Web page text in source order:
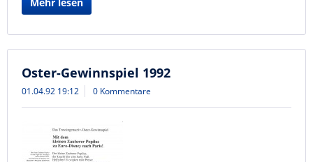
Oster-Gewinnspiel 1992
01.04.92 19:12 0 Kommentare